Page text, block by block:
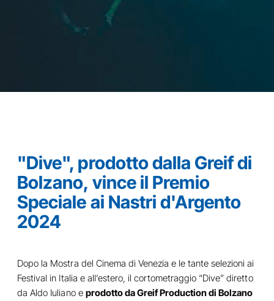
"Dive", prodotto dalla Greif di
Bolzano, vince il Premio
Speciale ai Nastri d'Argento
2024
Dopo la Mostra del Cinema di Venezia e le tante selezioni ai
Festival in Italia e all’estero, il cortometraggio “Dive” diretto
da Aldo Iuliano e prodotto da Greif Production di Bolzano